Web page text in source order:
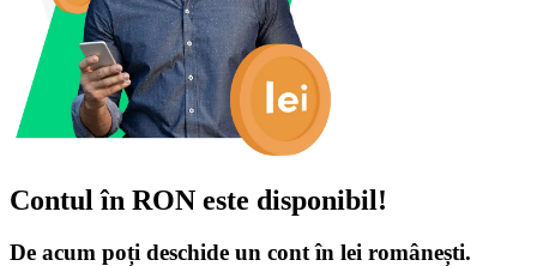
Contul în RON este disponibil!
De acum poți deschide un cont în lei românești.